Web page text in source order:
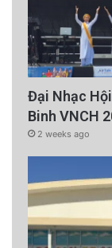
Đại Nhạc
Binh VNCH
2 weeks ago